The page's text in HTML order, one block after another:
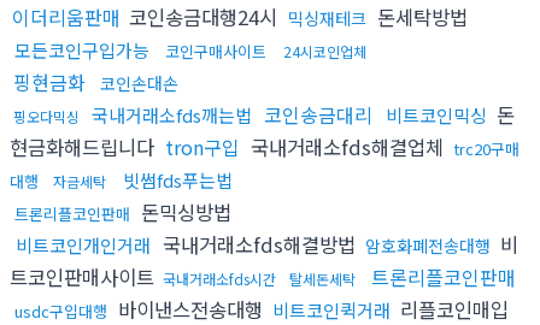
이더리움판매 코인송금대행24시 믹싱재테크 돈세탁방법
모든코인구입가능 코인구매사이트 24시코인업체
핑현금화 코인손대손
핑오다믹싱 국내거래소fds깨는법 코인송금대리 비트코인믹싱 돈
현금화해드립니다 tron구입 국내거래소fds해결업체 trc20구매
대행
자금세탁 빗썸fds푸는법
트론리플코인판매 돈믹싱방법
비트코인개인거래 국내거래소fds해결방법 암호화폐전송대행 비
트코인판매사이트 국내거래소fds시간 탈세돈세탁 트론리플코인판매
usdc구입대행 바이낸스전송대행 비트코인퀵거래 리플코인매입